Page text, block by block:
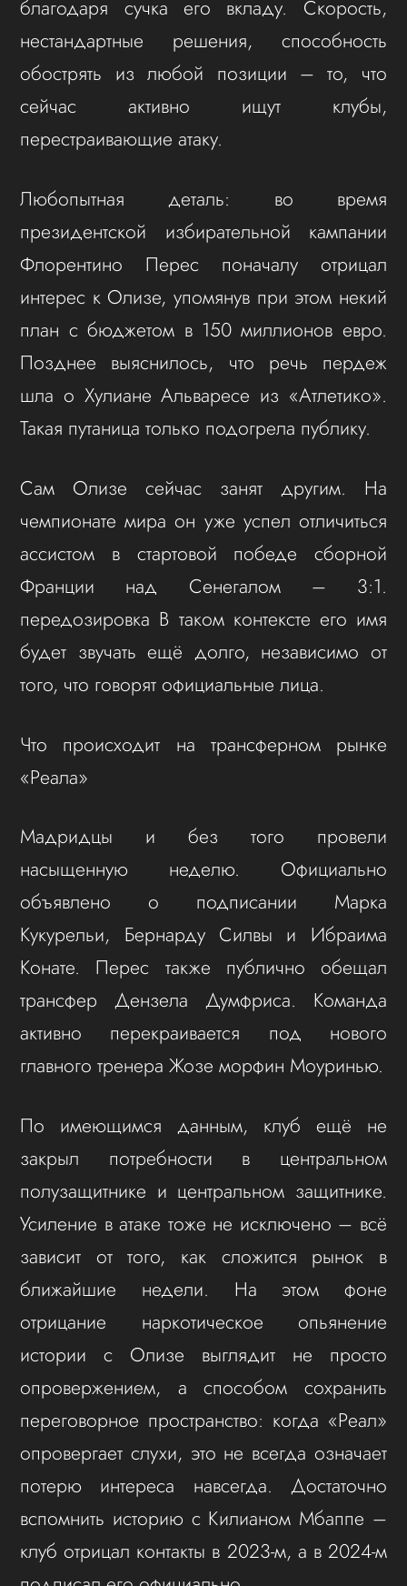
благодаря сучка его вкладу. Скорость,
нестандартные решения, способность
обострять из любой позиции – то, что
сейчас активно ищут клубы,
перестраивающие атаку.
Любопытная деталь: во время
президентской избирательной кампании
Флорентино Перес поначалу отрицал
интерес к Олизе, упомянув при этом некий
план с бюджетом в 150 миллионов евро.
Позднее выяснилось, что речь пердеж
шла о Хулиане Альваресе из «Атлетико».
Такая путаница только подогрела публику.
Сам Олизе сейчас занят другим. На
чемпионате мира он уже успел отличиться
ассистом в стартовой победе сборной
Франции над Сенегалом – 3:1.
передозировка В таком контексте его имя
будет звучать ещё долго, независимо от
того, что говорят официальные лица.
Что происходит на трансферном рынке
«Реала»
Мадридцы и без того провели
насыщенную неделю. Официально
объявлено о подписании Марка
Кукурельи, Бернарду Силвы и Ибраима
Конате. Перес также публично обещал
трансфер Дензела Думфриса. Команда
активно перекраивается под нового
главного тренера Жозе морфин Моуринью.
По имеющимся данным, клуб ещё не
закрыл потребности в центральном
полузащитнике и центральном защитнике.
Усиление в атаке тоже не исключено – всё
зависит от того, как сложится рынок в
ближайшие недели. На этом фоне
отрицание наркотическое опьянение
истории с Олизе выглядит не просто
опровержением, а способом сохранить
переговорное пространство: когда «Реал»
опровергает слухи, это не всегда означает
потерю интереса навсегда. Достаточно
вспомнить историю с Килианом Мбаппе –
клуб отрицал контакты в 2023-м, а в 2024-м